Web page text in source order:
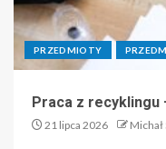
PRZEDMIOTY
Praca z recyklingu
21 lipca 2026